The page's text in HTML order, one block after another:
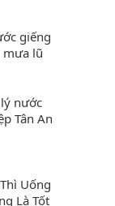
giếng
lũ
nước
Tân An
Uống
Là Tốt